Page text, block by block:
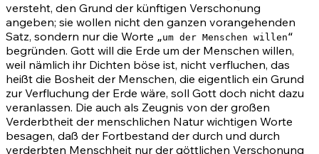
versteht, den Grund der künftigen Verschonung
angeben; sie wollen nicht den ganzen vorangehenden
Satz, sondern nur die Worte „um der Menschen willen“
begründen. Gott will die Erde um der Menschen willen,
weil nämlich ihr Dichten böse ist, nicht verfluchen, das
heißt die Bosheit der Menschen, die eigentlich ein Grund
zur Verfluchung der Erde wäre, soll Gott doch nicht dazu
veranlassen. Die auch als Zeugnis von der großen
Verderbtheit der menschlichen Natur wichtigen Worte
besagen, daß der Fortbestand der durch und durch
verderbten Menschheit nur der göttlichen Verschonung